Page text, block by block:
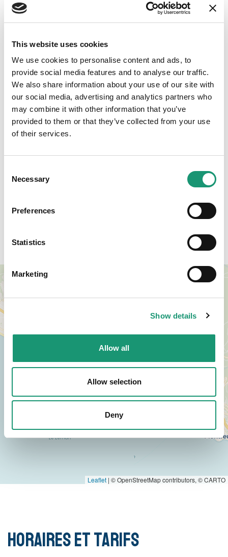
This website uses cookies
We use cookies to personalise content and ads, to
provide social media features and to analyse our traffic.
We also share information about your use of our site with
our social media, advertising and analytics partners who
may combine it with other information that you’ve
provided to them or that they’ve collected from your use
of their services.
Selection
Necessary
Preferences
Statistics
Marketing
Show details
Allow all
Allow selection
Deny
Médias
Accès
+
−
Leaflet | © OpenStreetMap contributors, © CARTO
Horaires et tarifs